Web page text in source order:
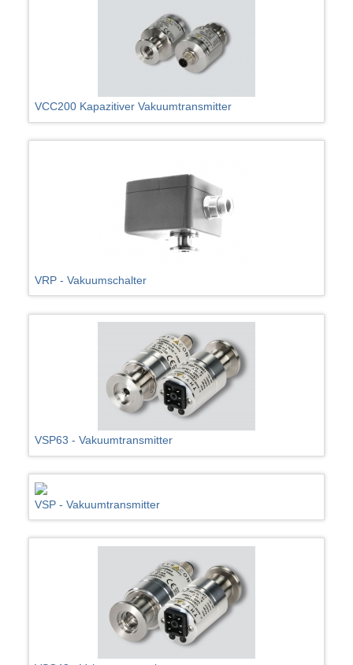
VCC200 Kapazitiver Vakuumtransmitter
VRP - Vakuumschalter
VSP63 - Vakuumtransmitter
VSP - Vakuumtransmitter